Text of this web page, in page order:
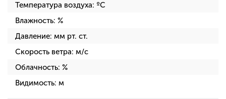
Температура воздуха: ºC
Влажность: %
Давление: мм рт. ст.
Скорость ветра: м/с
Облачность: %
Видимость: м